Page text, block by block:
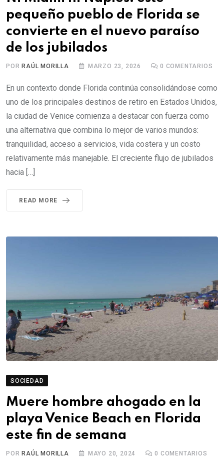
pequeño pueblo de Florida se
convierte en el nuevo paraíso
de los jubilados
POR RAÚL MORILLA MARZO 23, 2026 0 COMENTARIOS
En un contexto donde Florida continúa consolidándose como
uno de los principales destinos de retiro en Estados Unidos,
la ciudad de Venice comienza a destacar con fuerza como
una alternativa que combina lo mejor de varios mundos:
tranquilidad, acceso a servicios, vida costera y un costo
relativamente más manejable. El creciente flujo de jubilados
hacia […]
READ MORE
SOCIEDAD
Muere hombre ahogado en la
playa Venice Beach en Florida
este fin de semana
PORRAÚL MORILLA MAYO 20, 2024 0 COMENTARIOS